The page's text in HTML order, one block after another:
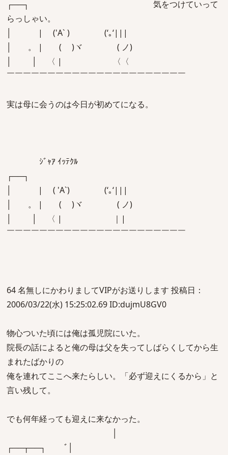
┌──┐ 気をつけていって
らっしゃい。
│ | ('A` ) (‘｡‘|||
│ 。 | ( )ヾ ( ノ)
│ │ 〈 | 〈〈
￣￣￣￣￣￣￣￣￣￣￣￣￣￣￣￣￣￣￣￣￣￣
実は母に会うのは今日が初めてになる。
ｼﾞｬｱ ｲｯﾃｸﾙ
┌──┐
│ | ( 'A`) (‘｡‘|||
│ 。 | ( )ヾ ( ノ)
│ │ 〈 | ｜|
￣￣￣￣￣￣￣￣￣￣￣￣￣￣￣￣￣￣￣￣￣￣
64 名無しにかわりましてVIPがお送りします 投稿日：
2006/03/22(水) 15:25:02.69 ID:dujmU8GV0
物心ついた頃には俺は孤児院にいた。
院長の話によると俺の母は父を失ってしばらくしてから生
まれたばかりの
俺を連れてここへ来たらしい。「必ず迎えにくるから」と
言い残して。
でも何年経っても迎えに来なかった。
┌──┬──┐ ﾞ│